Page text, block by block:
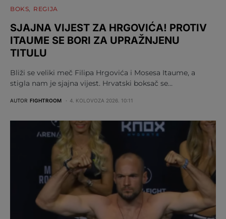
BOKS REGIJA
SJAJNA VIJEST ZA HRGOVIĆA! PROTIV
ITAUME SE BORI ZA UPRAŽNJENU
TITULU
Bliži se veliki meč Filipa Hrgovića i Mosesa Itaume, a
stigla nam je sjajna vijest. Hrvatski boksač se…
AUTOR FIGHTROOM 4. KOLOVOZA 2026. 10:11